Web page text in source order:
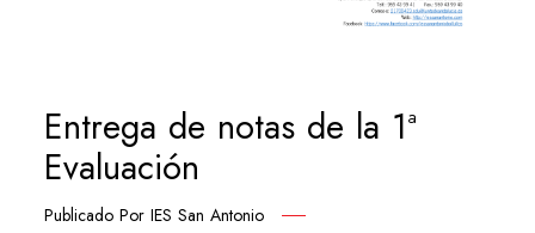
Entrega de notas de la 1ª
Evaluación
Publicado PorIES San Antonio